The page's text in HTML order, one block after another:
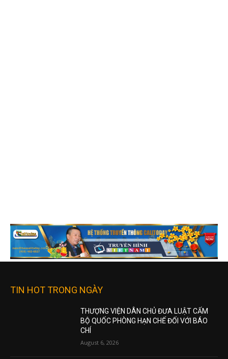
TIN HOT TRONG NGÀY
THƯỢNG VIỆN DÂN CHỦ ĐƯA LUẬT CẤM
BỘ QUỐC PHÒNG HẠN CHẾ ĐỐI VỚI BÁO
CHÍ
August 6, 2026